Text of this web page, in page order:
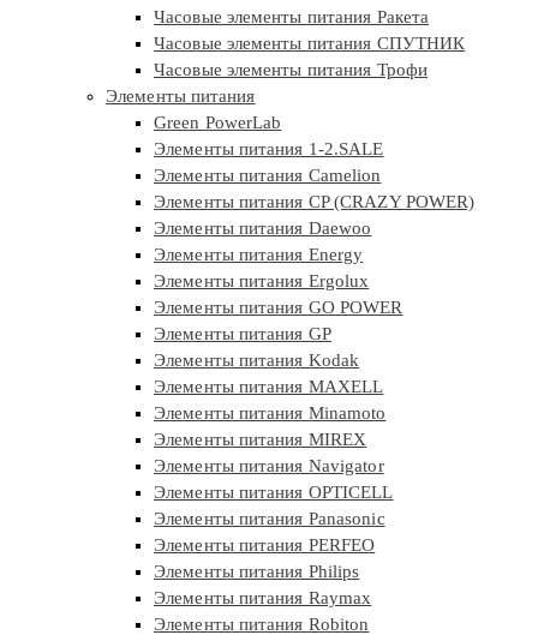
Часовые элементы питания Ракета
Часовые элементы питания СПУТНИК
Часовые элементы питания Трофи
Элементы питания
Green PowerLab
Элементы питания 1-2.SALE
Элементы питания Camelion
Элементы питания CP (CRAZY POWER)
Элементы питания Daewoo
Элементы питания Energy
Элементы питания Ergolux
Элементы питания GO POWER
Элементы питания GP
Элементы питания Kodak
Элементы питания MAXELL
Элементы питания Minamoto
Элементы питания MIREX
Элементы питания Navigator
Элементы питания OPTICELL
Элементы питания Panasonic
Элементы питания PERFEO
Элементы питания Philips
Элементы питания Raymax
Элементы питания Robiton